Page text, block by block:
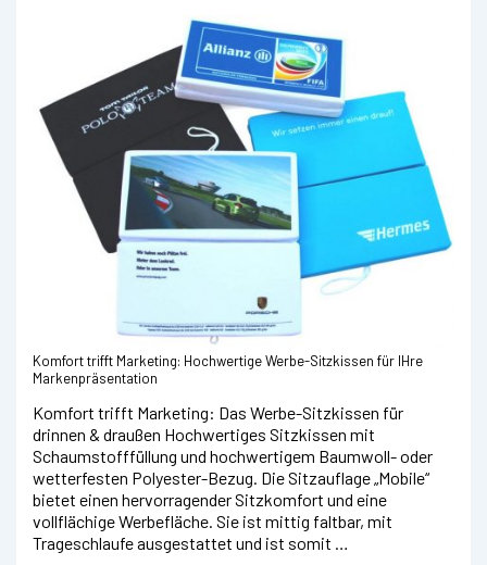
Komfort trifft Marketing: Hochwertige Werbe-Sitzkissen für IHre
Markenpräsentation
Komfort trifft Marketing: Das Werbe-Sitzkissen für
drinnen & draußen Hochwertiges Sitzkissen mit
Schaumstofffüllung und hochwertigem Baumwoll- oder
wetterfesten Polyester-Bezug. Die Sitzauflage „Mobile“
bietet einen hervorragender Sitzkomfort und eine
vollflächige Werbefläche. Sie ist mittig faltbar, mit
Trageschlaufe ausgestattet und ist somit …